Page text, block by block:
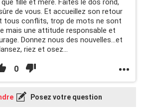
fille et mère. Faites le dos rond,
de vous. Et accueillez son retour
tous conflits, trop de mots ne sont
mais une attitude responsable et
Donnez nous des nouvelles...et
riez et osez...
0
Posez votre question